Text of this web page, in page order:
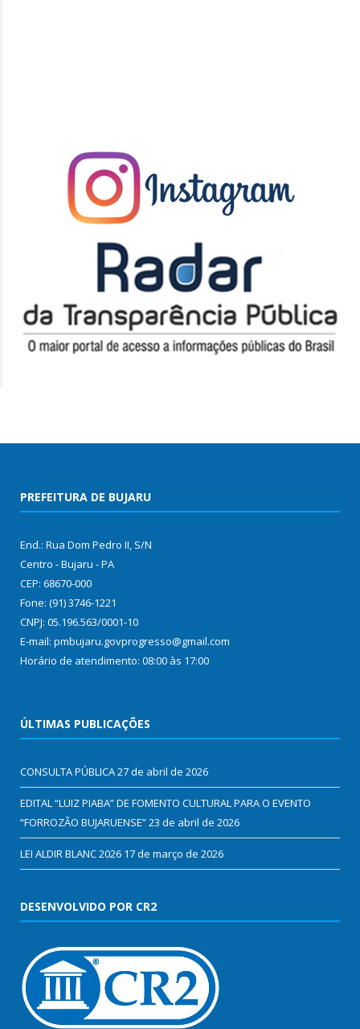
PREFEITURA DE BUJARU
End.: Rua Dom Pedro II, S/N
Centro - Bujaru - PA
CEP: 68670-000
Fone: (91) 3746-1221
CNPJ: 05.196.563/0001-10
E-mail: pmbujaru.govprogresso@gmail.com
Horário de atendimento: 08:00 às 17:00
ÚLTIMAS PUBLICAÇÕES
CONSULTA PÚBLICA27 de abril de 2026
EDITAL “LUIZ PIABA” DE FOMENTO CULTURAL PARA O EVENTO
“FORROZÃO BUJARUENSE”23 de abril de 2026
LEI ALDIR BLANC 2026 17 de março de 2026
DESENVOLVIDO POR CR2